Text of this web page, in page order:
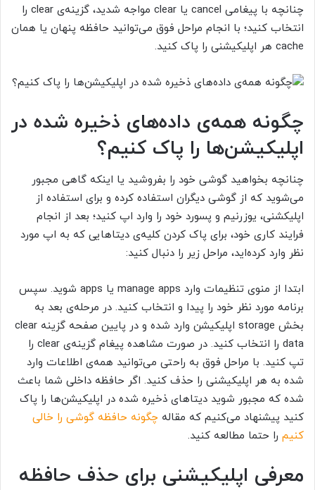
چنانچه با پیغامی cancel یا clear مواجه شدید، گزینه‌ی clear را
انتخاب کنید؛ با انجام مراحل فوق می‌توانید حافظه پنهان یا همان
cache هر اپلیکیشنی را پاک کنید.
چگونه همه‌ی داده‌های ذخیره شده در
اپلیکیشن‌ها را پاک کنیم؟
چنانچه بخواهید گوشی خود را بفروشید یا اینکه گاهی مجبور
می‌شوید که از گوشی دیگران استفاده کرده و برای استفاده از
اپلیکشنی، یوزرنیم و پسورد خود را وارد اپ ‌کنید؛ بعد از انجام
فرایند کاری خود، برای پاک کردن کلیه‌ی دیتا‌هایی که به اپ مورد
نظر وارد کرده‌اید، مراحل زیر را دنبال کنید:
ابتدا از منوی تنظیمات وارد manage apps یا apps شوید. سپس
برنامه مورد نظر خود را پیدا و انتخاب کنید. در مرحله‌ی بعد به
بخش storage اپلیکیشن وارد شده و در پایین صفحه گزینه clear
data را انتخاب کنید. در صورت مشاهده پیغام گزینه‌ی clear را
تپ کنید. با مراحل فوق به راحتی می‌توانید همه‌ی اطلاعات وارد
شده به هر اپلیکیشنی را حذف کنید. اگر حافظه داخلی شما باعث
شده که مجبور شوید دیتا‌های ذخیره شده در اپلیکیشن‌ها را پاک
کنید پیشنهاد می‌کنیم که مقاله چگونه حافظه گوشی را خالی
کنیم را حتما مطالعه کنید.
معرفی اپلیکیشنی برای حذف حافظه